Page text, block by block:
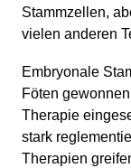
Stammzellen,
vielen anderen
Embryonale
Föten
Therapie
stark
Therapien